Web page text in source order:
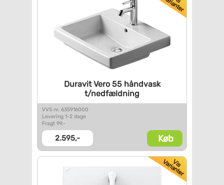
Duravit Vero 55 håndvask
t/nedfældning
VVS nr. 635916000
Levering 1-2 dage
Fragt 99,-
2.595,- Køb